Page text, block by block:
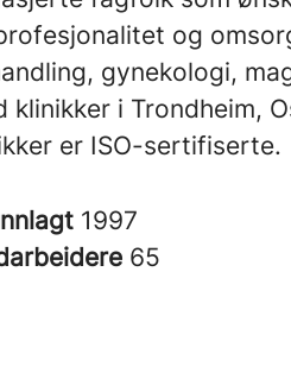
og
gynekologi,
klinikker i Trondheim,
er ISO-sertifiserte.
1997
65